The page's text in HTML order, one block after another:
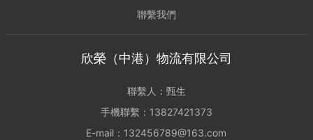
聯繫我們
欣榮（中港）物流有限公司
聯繫人：甄生
手機聯繫：13827421373
E-mail：132456789@163.com